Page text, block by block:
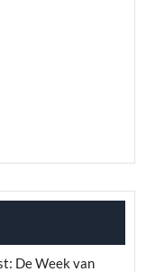
De Week van